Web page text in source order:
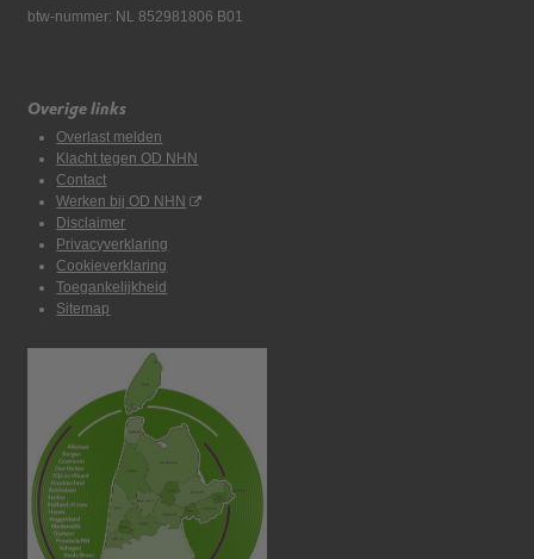
btw-nummer: NL 852981806 B01
Overige links
Overlast melden
Klacht tegen OD NHN
Contact
Werken bij OD NHN
Disclaimer
Privacyverklaring
Cookieverklaring
Toegankelijkheid
Sitemap